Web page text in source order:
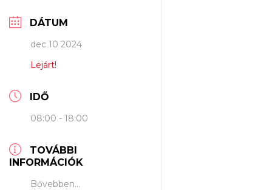
DÁTUM
dec 10 2024
Lejárt!
IDŐ
08:00 - 18:00
TOVÁBBI
INFORMÁCIÓK
Bővebben...